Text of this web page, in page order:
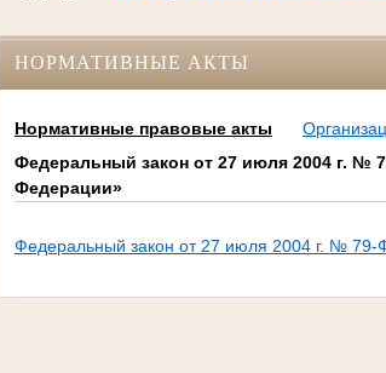
НОРМАТИВНЫЕ АКТЫ
Нормативные правовые акты
Федеральный закон от 27 июля 2004 г. №
Федерации»
Федеральный закон от 27 июля 2004 г. № 79-